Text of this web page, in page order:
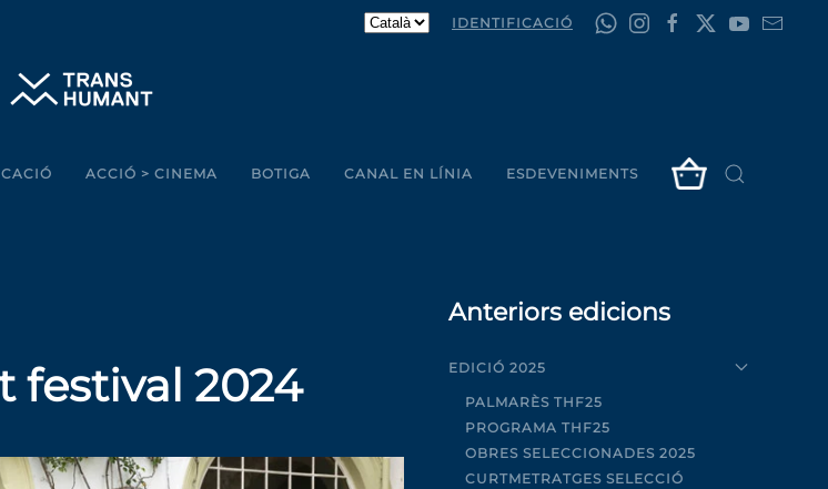
IDENTIFICACIÓ
ACCIÓ > CINEMA BOTIGA CANAL EN LÍNIA ESDEVENIMENTS
festival 2024
Anteriors edicions
EDICIÓ 2025
PALMARÈS THF25
PROGRAMA THF25
OBRES SELECCIONADES 2025
CURTMETRATGES SELECCIÓ